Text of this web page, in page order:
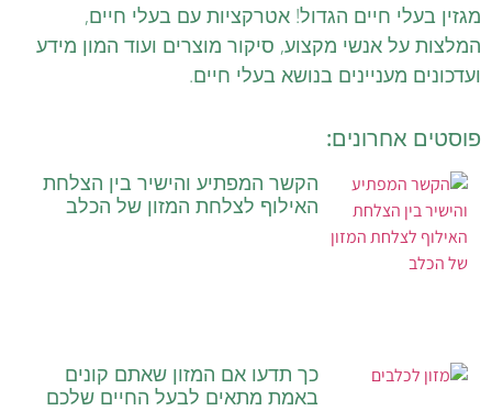
מגזין בעלי חיים הגדול! אטרקציות עם בעלי חיים,
המלצות על אנשי מקצוע, סיקור מוצרים ועוד המון מידע
ועדכונים מעניינים בנושא בעלי חיים.
פוסטים אחרונים:
הקשר המפתיע והישיר בין הצלחת
האילוף לצלחת המזון של הכלב
כך תדעו אם המזון שאתם קונים
באמת מתאים לבעל החיים שלכם